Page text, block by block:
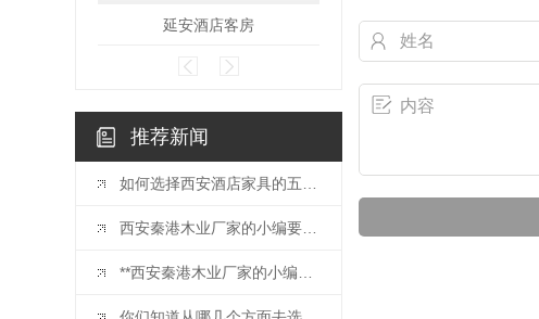
延安酒店客房 延安精装房
推荐新闻
如何选择西安酒店家具的五个方面考虑？
西安秦港木业厂家的小编要给大家分享的是办公桌椅挑选的注意事项，快来学习吧。
**西安秦港木业厂家的小编给大家介绍选择办公室家具的要点有哪些